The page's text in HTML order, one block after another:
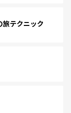
旅テクニック